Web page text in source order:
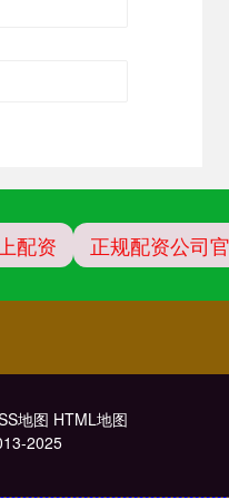
配资 正规配资公司
地图 HTML地图
2025